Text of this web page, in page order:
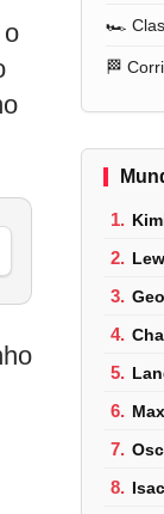
🏎️
🏁
1.
2.
3.
4.
5.
6.
7.
8.